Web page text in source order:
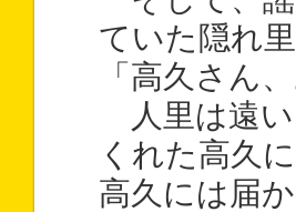
ていた隠れ
「高久さん
人里は遠い
くれた高久
高久には届